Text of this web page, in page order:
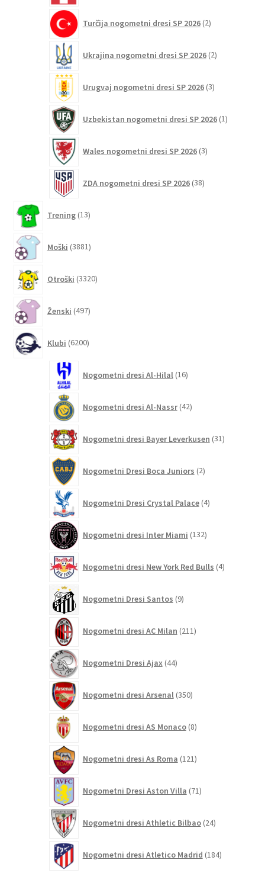
Turčija nogometni dresi SP 2026 2izdelka
Ukrajina nogometni dresi SP 2026 2izdelka
Urugvaj nogometni dresi SP 2026 3izdelki
Uzbekistan nogometni dresi SP 2026 1izdelek
Wales nogometni dresi SP 2026 3izdelki
ZDA nogometni dresi SP 2026 38izdelkov
Trening 13izdelkov
Moški 3881izdelkov
Otroški 3320izdelkov
Ženski 497izdelkov
Klubi 6200izdelkov
Nogometni dresi Al-Hilal 16izdelkov
Nogometni dresi Al-Nassr 42izdelkov
Nogometni dresi Bayer Leverkusen 31izdelkov
Nogometni Dresi Boca Juniors 2izdelka
Nogometni Dresi Crystal Palace 4izdelki
Nogometni dresi Inter Miami 132izdelkov
Nogometni dresi New York Red Bulls 4izdelki
Nogometni Dresi Santos 9izdelkov
Nogometni dresi AC Milan 211izdelkov
Nogometni Dresi Ajax 44izdelkov
Nogometni dresi Arsenal 350izdelkov
Nogometni dresi AS Monaco 8izdelkov
Nogometni dresi As Roma 121izdelkov
Nogometni Dresi Aston Villa 71izdelkov
Nogometni dresi Athletic Bilbao 24izdelkov
Nogometni dresi Atletico Madrid 184izdelkov